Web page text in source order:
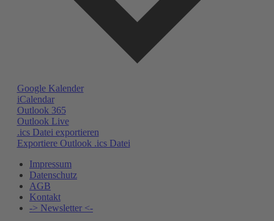
Google Kalender
iCalendar
Outlook 365
Outlook Live
.ics Datei exportieren
Exportiere Outlook .ics Datei
Impressum
Datenschutz
AGB
Kontakt
-> Newsletter <-